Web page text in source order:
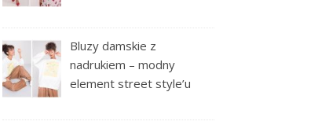
Bluzy damskie z
nadrukiem – modny
element street style’u